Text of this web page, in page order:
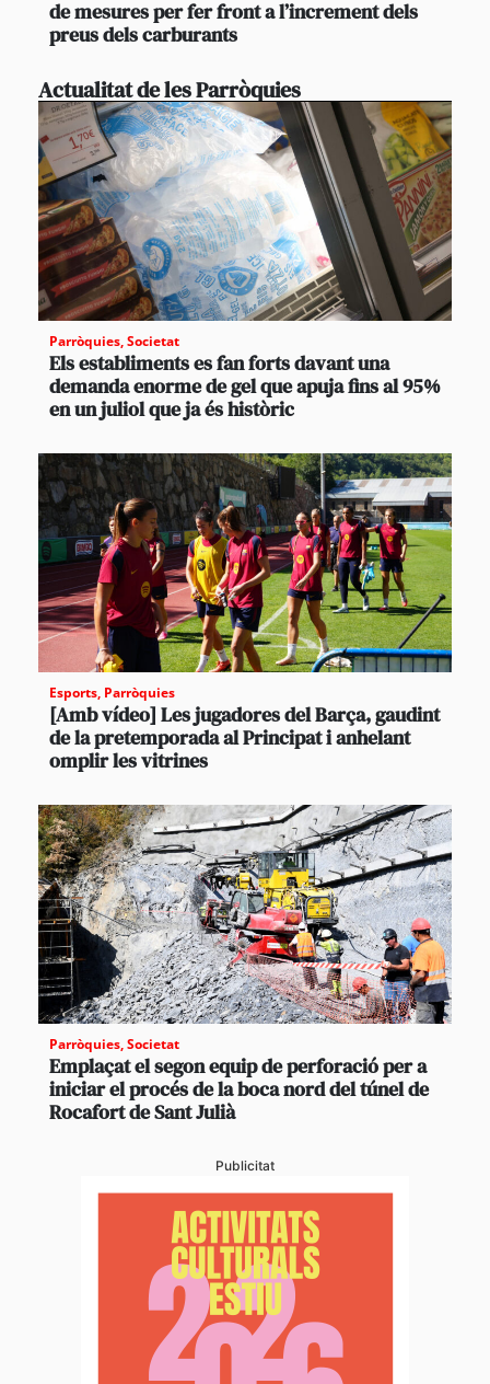
de mesures per fer front a l’increment dels
preus dels carburants
Actualitat de les Parròquies
Parròquies,Societat
Els establiments es fan forts davant una
demanda enorme de gel que apuja fins al 95%
en un juliol que ja és històric
Esports, Parròquies
[Amb vídeo] Les jugadores del Barça, gaudint
de la pretemporada al Principat i anhelant
omplir les vitrines
Parròquies,Societat
Emplaçat el segon equip de perforació per a
iniciar el procés de la boca nord del túnel de
Rocafort de Sant Julià
Publicitat